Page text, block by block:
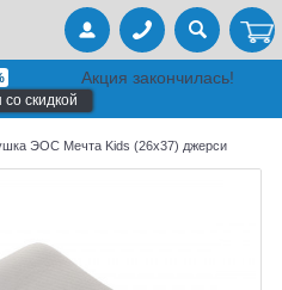
Акция закончилась!
скидкой
ЭОС Мечта Kids (26x37) джерси